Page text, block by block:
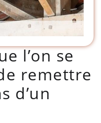
l’on se
remettre
d’un